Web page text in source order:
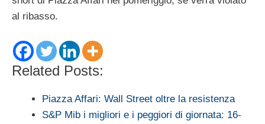
al ribasso.
Related Posts:
Piazza Affari: Wall Street oltre la resistenza
S&P Mib i migliori e i peggiori di giornata: 16-